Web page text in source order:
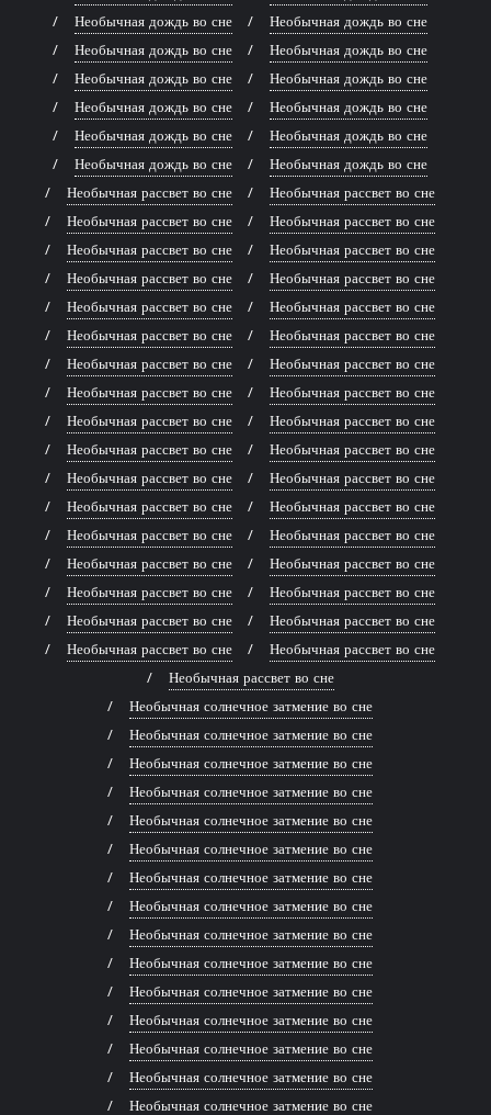
Необычная дождь во сне
Необычная дождь во сне
Необычная дождь во сне
Необычная дождь во сне
Необычная дождь во сне
Необычная дождь во сне
Необычная дождь во сне
Необычная дождь во сне
Необычная дождь во сне
Необычная дождь во сне
Необычная дождь во сне
Необычная дождь во сне
Необычная рассвет во сне
Необычная рассвет во сне
Необычная рассвет во сне
Необычная рассвет во сне
Необычная рассвет во сне
Необычная рассвет во сне
Необычная рассвет во сне
Необычная рассвет во сне
Необычная рассвет во сне
Необычная рассвет во сне
Необычная рассвет во сне
Необычная рассвет во сне
Необычная рассвет во сне
Необычная рассвет во сне
Необычная рассвет во сне
Необычная рассвет во сне
Необычная рассвет во сне
Необычная рассвет во сне
Необычная рассвет во сне
Необычная рассвет во сне
Необычная рассвет во сне
Необычная рассвет во сне
Необычная рассвет во сне
Необычная рассвет во сне
Необычная рассвет во сне
Необычная рассвет во сне
Необычная рассвет во сне
Необычная рассвет во сне
Необычная рассвет во сне
Необычная рассвет во сне
Необычная рассвет во сне
Необычная рассвет во сне
Необычная рассвет во сне
Необычная рассвет во сне
Необычная рассвет во сне
Необычная солнечное затмение во сне
Необычная солнечное затмение во сне
Необычная солнечное затмение во сне
Необычная солнечное затмение во сне
Необычная солнечное затмение во сне
Необычная солнечное затмение во сне
Необычная солнечное затмение во сне
Необычная солнечное затмение во сне
Необычная солнечное затмение во сне
Необычная солнечное затмение во сне
Необычная солнечное затмение во сне
Необычная солнечное затмение во сне
Необычная солнечное затмение во сне
Необычная солнечное затмение во сне
Необычная солнечное затмение во сне